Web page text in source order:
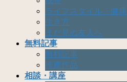
ライフスタイル・健康
生き方
まだ見ぬ友人へ
無料記事
無料記事
推薦作品
相談・講座